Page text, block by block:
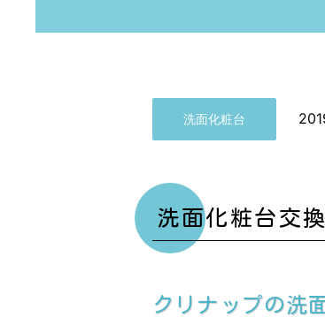
洗面化粧台
洗面化粧台交
クリナップの洗